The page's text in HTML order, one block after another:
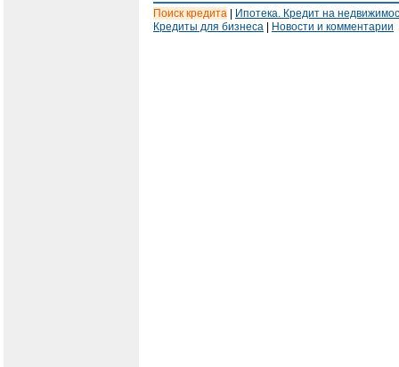
Поиск кредита
Ипотека. Кредит на
Кредиты для бизнеса
Новости и комментарии